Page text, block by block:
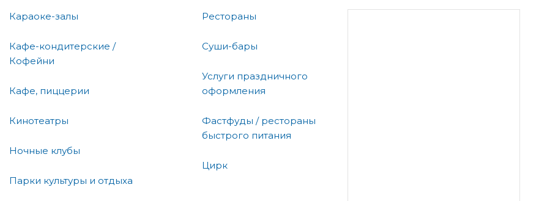
Караоке-залы
Кафе-кондитерские /
Кофейни
Кафе, пиццерии
Кинотеатры
Ночные клубы
Парки культуры и отдыха
Рестораны
Суши-бары
Услуги праздничного
оформления
Фастфуды / рестораны
быстрого питания
Цирк